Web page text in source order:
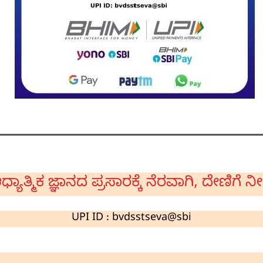
ಜ್ಞಾನದ ಪ್ರಸಾರಕ್ಕೆ ನೆರವಾಗಿ, ದೇಣಿಗೆ
UPI ID : bvdsstseva@sbi